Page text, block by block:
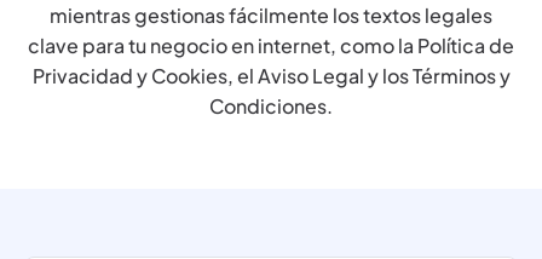
mientras gestionas fácilmente los textos legales
clave para tu negocio en internet, como la Política de
Privacidad y Cookies, el Aviso Legal y los Términos y
Condiciones.